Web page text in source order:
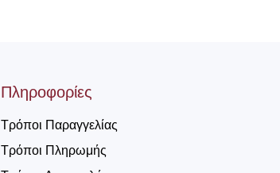
Πληροφορίες
Τρόποι Παραγγελίας
Τρόποι Πληρωμής